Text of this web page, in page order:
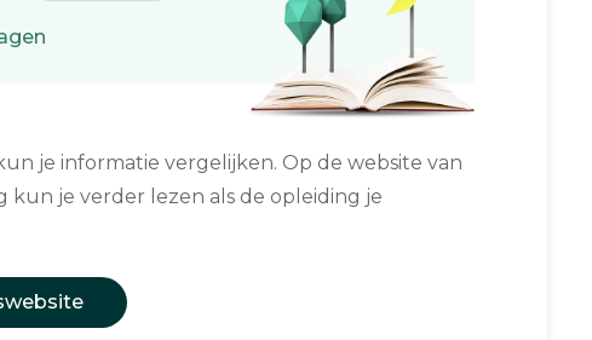
je informatie vergelijken. Op de website van
kun je verder lezen als de opleiding je